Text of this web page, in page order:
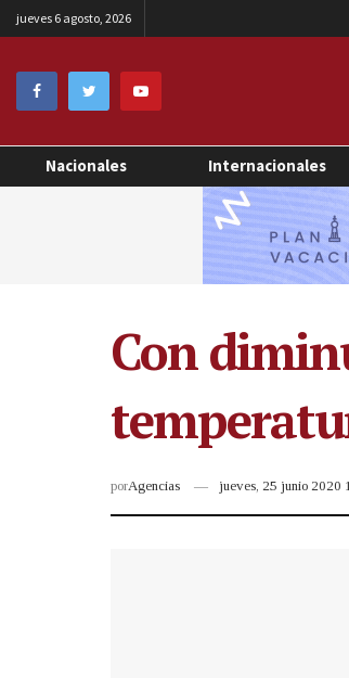
jueves 6 agosto, 2026
Nacionales Internacionales
Con
porAgencias jueves, 25 junio 2020